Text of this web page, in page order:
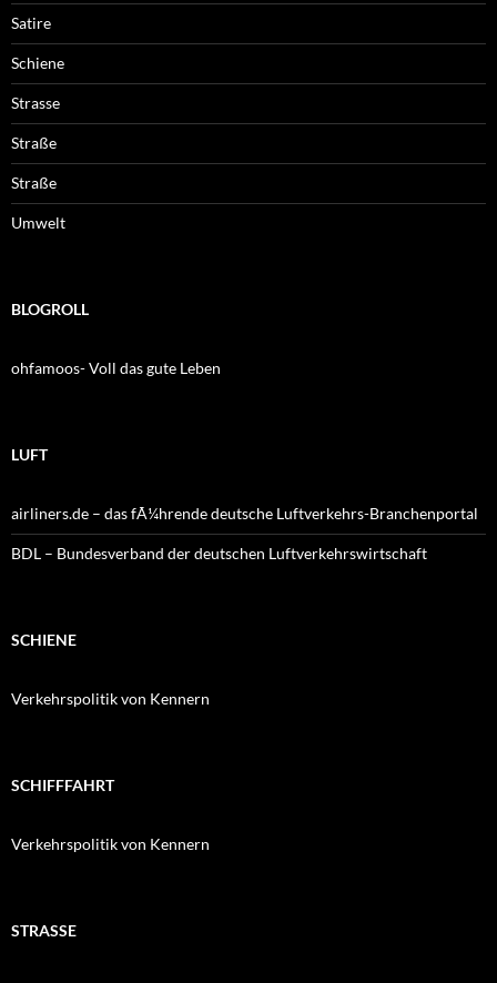
Satire
Schiene
Strasse
Straße
Straße
Umwelt
BLOGROLL
ohfamoos- Voll das gute Leben
LUFT
airliners.de – das fÃ¼hrende deutsche Luftverkehrs-Branchenportal
BDL – Bundesverband der deutschen Luftverkehrswirtschaft
SCHIENE
Verkehrspolitik von Kennern
SCHIFFFAHRT
Verkehrspolitik von Kennern
STRASSE